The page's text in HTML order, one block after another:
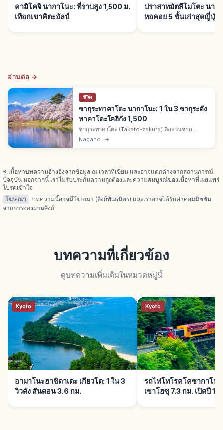
คามิโคจิ นากาโนะ: ที่ราบสูง 1,500 ม.
เทือกเขาคิตะอัลป์
ปราสาทมัตสึโมโตะ นาก
หอคอย 5 ชั้นเก่าสุดญี่ปุ่น
อ่านต่อ →
ชีวิต
ซากุระทาคาโตะ นากาโนะ: 1 ใน 3 ซากุระดัง
ทาคาโตะโคฮิกัง 1,500
ซากุระทาคาโตะ (Takato-zakura) คือสวนซาก
ปราสาททาคาโตะเมืองอีนะ จ.นากาโนะ 1 ใน 3 จุดชม
ซากุระดังของญี่ปุ่นกับฮิโรซากิ-โยชิโนยามะ ทาคาโตะ
Nagano →
※ เนื้อหาบทความอ้างอิงจากข้อมูล ณ เวลาที่เขียน และอาจแตกต่างจากสถานการณ์
ปัจจุบัน นอกจากนี้ เราไม่รับประกันความถูกต้องและความสมบูรณ์ของเนื้อหาที่เผยแพร่
โปรดเข้าใจ
โฆษณา
บทความนี้อาจมีโฆษณา (ลิงก์พันธมิตร) และเราอาจได้รับค่าคอมมิชชัน
จากการจองผ่านลิงก์
บทความที่เกี่ยวข้อง
ดูบทความเพิ่มเติมในหมวดหมู่นี้
Kyoto
อามาโนะฮาชิดาเตะ เกียวโต: 1 ใน 3
วิวดัง สันดอน 3.6 กม.
Kyoto
รถไฟโทโรคโคซากาโนะ
เขาโฮซุ 7.3 กม. เปิดปี